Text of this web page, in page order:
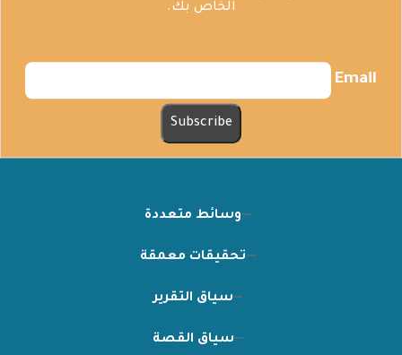
الخاص بك.
Email
وسائط متعددة
تحقيقات معمقة
سياق التقرير
سياق القصة